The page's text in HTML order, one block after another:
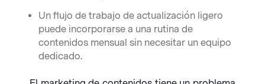
Un flujo de trabajo de actualización ligero
puede incorporarse a una rutina de
contenidos mensual sin necesitar un equipo
dedicado.